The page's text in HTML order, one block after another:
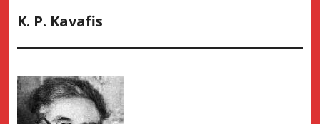
K. P. Kavafis